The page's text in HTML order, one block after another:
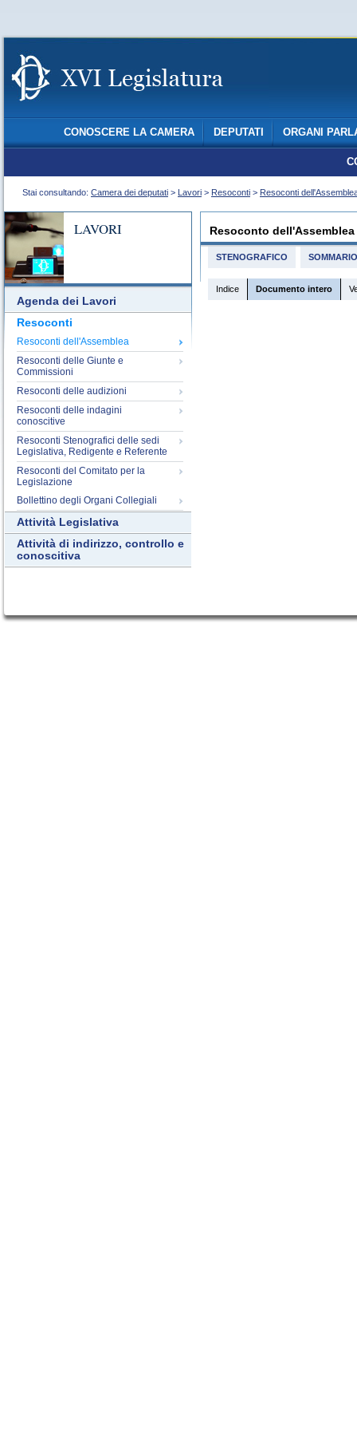
CONOSCERE LA CAMERA DEPUTATI ORGANI
Stai consultando: Camera dei deputati > Lavori > Resoconti > Resoconti
LAVORI
Agenda dei Lavori
Resoconti
Resoconti dell'Assemblea
Resoconti delle Giunte e
Commissioni
Resoconti delle audizioni
Resoconti delle indagini
conoscitive
Resoconti Stenografici delle sedi
Legislativa, Redigente e Referente
Resoconti del Comitato per la
Legislazione
Bollettino degli Organi Collegiali
Attività Legislativa
Attività di indirizzo, controllo e
conoscitiva
Resoconto dell'Assemblea
STENOGRAFICO SOMMARIO
Indice Documento intero